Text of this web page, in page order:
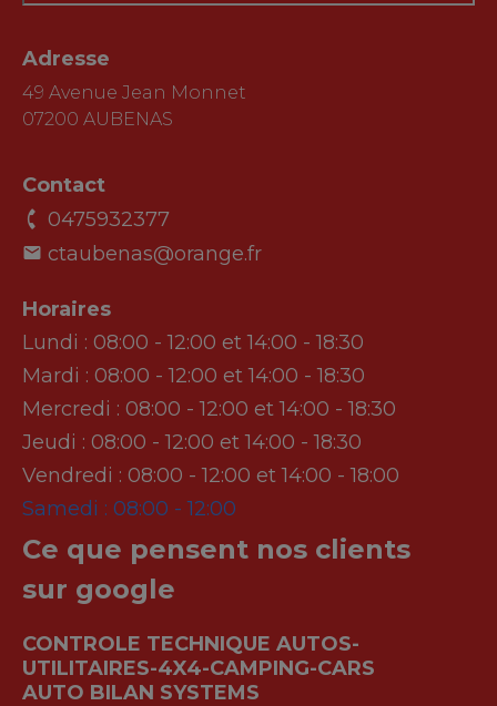
Adresse
49 Avenue Jean Monnet
07200 AUBENAS
Contact
0475932377
ctaubenas@orange.fr
Horaires
Lundi : 08:00 - 12:00 et 14:00 - 18:30
Mardi : 08:00 - 12:00 et 14:00 - 18:30
Mercredi : 08:00 - 12:00 et 14:00 - 18:30
Jeudi : 08:00 - 12:00 et 14:00 - 18:30
Vendredi : 08:00 - 12:00 et 14:00 - 18:00
Samedi : 08:00 - 12:00
Ce que pensent nos clients
sur google
CONTROLE TECHNIQUE AUTOS-
UTILITAIRES-4X4-CAMPING-CARS
AUTO BILAN SYSTEMS